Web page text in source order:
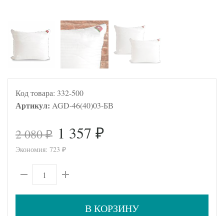
Код товара: 332-500
Артикул: AGD-46(40)03-БВ
2 080₽ 1 357 ₽
Экономия: 723 ₽
В КОРЗИНУ